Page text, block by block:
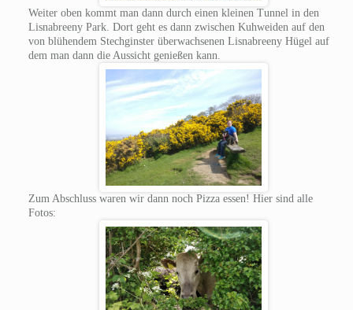
Weiter oben kommt man dann durch einen kleinen Tunnel in den
Lisnabreeny Park. Dort geht es dann zwischen Kuhweiden auf den
von blühendem Stechginster überwachsenen Lisnabreeny Hügel auf
dem man dann die Aussicht genießen kann.
Zum Abschluss waren wir dann noch Pizza essen! Hier sind alle
Fotos: